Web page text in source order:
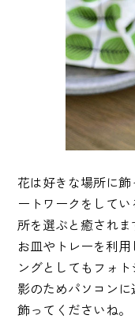
花は好きな場所に
ートワークをして
所を選ぶと癒されま
お皿やトレーを利
ングとしてもフォ
影のためパソコン
飾ってくださいね。